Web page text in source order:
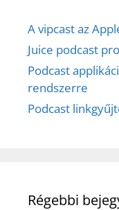
A vipcast az
Juice podcast
Podcast
rendszerre
Podcast
Régebbi